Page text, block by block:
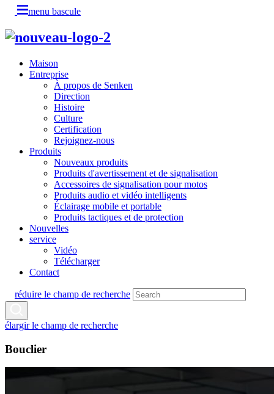
menu bascule
Maison
Entreprise
À propos de Senken
Direction
Histoire
Culture
Certification
Rejoignez-nous
Produits
Nouveaux produits
Produits d'avertissement et de signalisation
Accessoires de signalisation pour motos
Produits audio et vidéo intelligents
Éclairage mobile et portable
Produits tactiques et de protection
Nouvelles
service
Vidéo
Télécharger
Contact
réduire le champ de recherche
élargir le champ de recherche
Bouclier